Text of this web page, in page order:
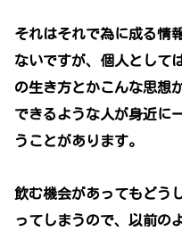
それはそれで為に成る情
ないですが、個人として
の生き方とかこんな思想
できるような人が身近に
うことがあります。
飲む機会があってもどう
ってしまうので、以前の